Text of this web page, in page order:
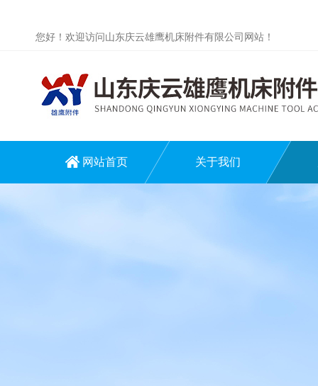
您好！欢迎访问山东庆云雄鹰机床附件有限公司网站！
网站首页 关于我们